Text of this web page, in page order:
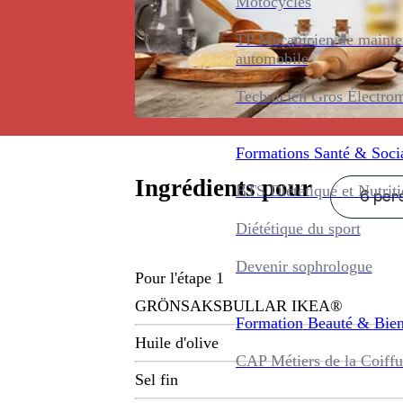
TP Mécanicien de
automobile
Technicien Gros
Formations Santé &
BTS Diététique et
Diététique du sport
Devenir sophrologue
Formation Beauté &
CAP Métiers de la
Ingrédients pour 6
Pour l'étape 1
GRÖNSAKSBULLAR IKEA®
Huile d'olive
Sel fin